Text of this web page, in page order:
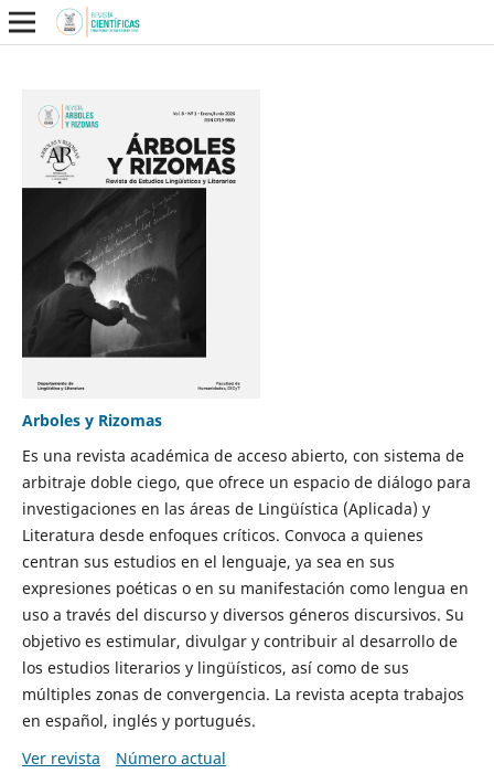
Arboles y Rizomas
Es una revista académica de acceso abierto, con sistema de
arbitraje doble ciego, que ofrece un espacio de diálogo para
investigaciones en las áreas de Lingüística (Aplicada) y
Literatura desde enfoques críticos. Convoca a quienes
centran sus estudios en el lenguaje, ya sea en sus
expresiones poéticas o en su manifestación como lengua en
uso a través del discurso y diversos géneros discursivos. Su
objetivo es estimular, divulgar y contribuir al desarrollo de
los estudios literarios y lingüísticos, así como de sus
múltiples zonas de convergencia. La revista acepta trabajos
en español, inglés y portugués.
Ver revista
Número actual